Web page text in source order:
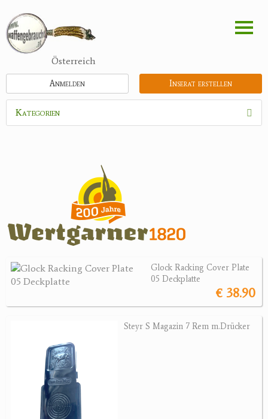
zum
Inhalt
Österreich
Inserat erstellen
Anmelden
Kategorien
Kipplaufgewehre
Kleinkalibergewehre
Repetiererbüchse
Luftdruckwaffen
Pistolen
Revolver
Bogensport
Zubehör
Glock Racking Cover Plate
05 Deckplatte
€ 38.90
Steyr S Magazin 7 Rem m.Drücker